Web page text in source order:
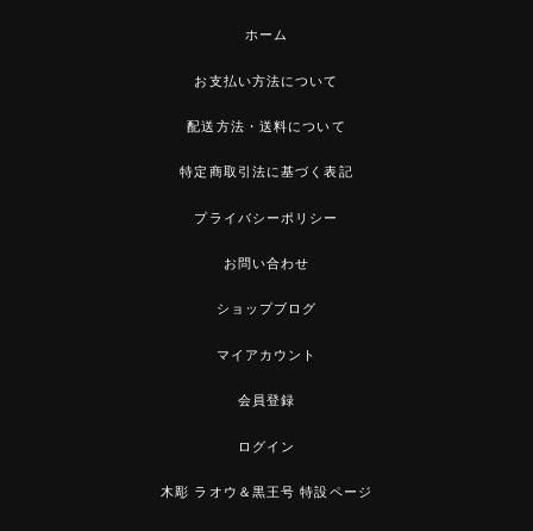
ホーム
お支払い方法について
配送方法・送料について
特定商取引法に基づく表記
プライバシーポリシー
お問い合わせ
ショップブログ
マイアカウント
会員登録
ログイン
木彫 ラオウ＆黒王号 特設ページ